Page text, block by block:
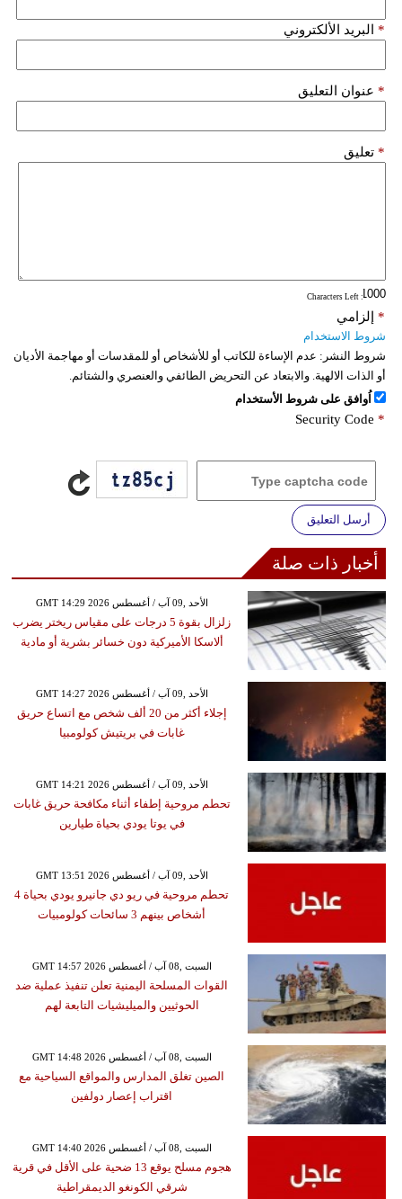
مرأة
وتكنولوجيا
البريد الألكتروني *
عنوان التعليق *
تعليق *
: Characters Left
إلزامي *
شروط الاستخدام
شروط النشر: عدم الإساءة للكاتب أو للأشخاص أو للمقدسات أو مهاجمة الأديان
أو الذات الالهية. والابتعاد عن التحريض الطائفي والعنصري والشتائم.
اُوافق على شروط الأستخدام
Security Code *
أرسل التعليق
أخبار ذات صلة
GMT 14:29 2026 الأحد ,09 آب / أغسطس
زلزال بقوة 5 درجات على مقياس ريختر يضرب
ألاسكا الأميركية دون خسائر بشرية أو مادية
GMT 14:27 2026 الأحد ,09 آب / أغسطس
إجلاء أكثر من 20 ألف شخص مع اتساع حريق
غابات في بريتيش كولومبيا
GMT 14:21 2026 الأحد ,09 آب / أغسطس
تحطم مروحية إطفاء أثناء مكافحة حريق غابات
في يوتا يودي بحياة طيارين
GMT 13:51 2026 الأحد ,09 آب / أغسطس
تحطم مروحية في ريو دي جانيرو يودي بحياة 4
أشخاص بينهم 3 سائحات كولومبيات
GMT 14:57 2026 السبت ,08 آب / أغسطس
القوات المسلحة اليمنية تعلن تنفيذ عملية ضد
الحوثيين والميليشيات التابعة لهم
GMT 14:48 2026 السبت ,08 آب / أغسطس
الصين تغلق المدارس والمواقع السياحية مع
اقتراب إعصار دولفين
GMT 14:40 2026 السبت ,08 آب / أغسطس
هجوم مسلح يوقع 13 ضحية على الأقل في قرية
شرقي الكونغو الديمقراطية